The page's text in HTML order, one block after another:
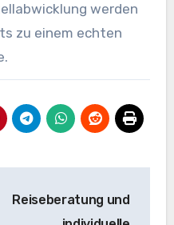
werden
zu einem echten
Reiseberatung und